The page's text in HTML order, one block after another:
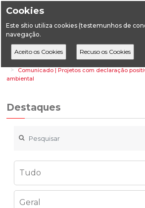
Cookies
Este sítio utiliza cookies (testemunhos de
navegação.
HomeDestaques
Energia
Comunicado | Projetos com declaração
ambiental
Destaques
Tudo
Geral